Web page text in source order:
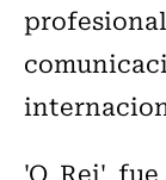
'O Rei'